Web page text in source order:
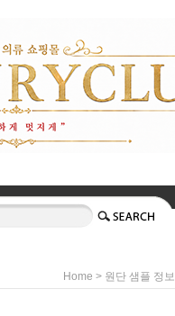
Home > 원단 샘플 정보